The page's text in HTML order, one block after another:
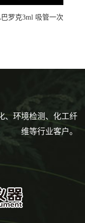
巴罗克3ml 吸管一次
、环境检测、化工纤
维等行业客户。